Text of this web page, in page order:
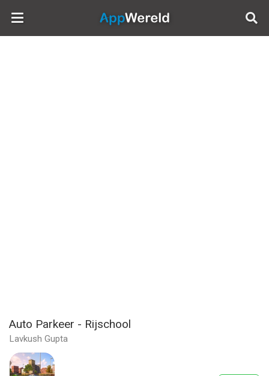
AppWereld
Auto Parkeer - Rijschool
Lavkush Gupta